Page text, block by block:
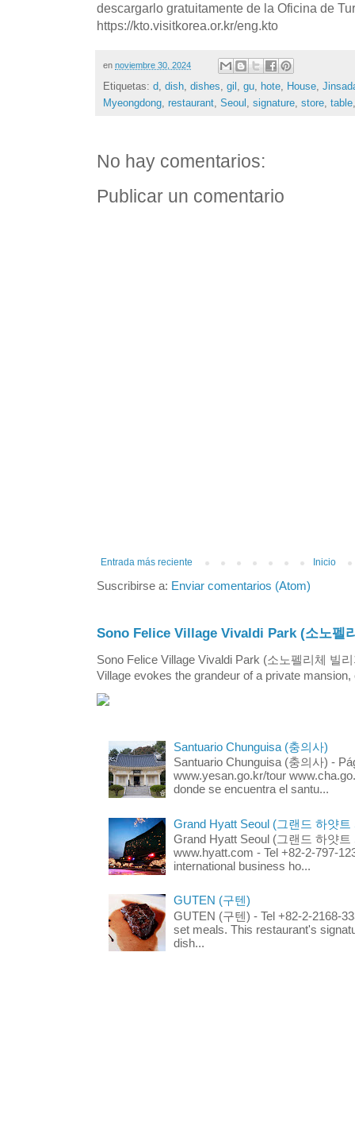
descargarlo gratuitamente de la Oficina de
https://kto.visitkorea.or.kr/eng.kto
en noviembre 30, 2024
Etiquetas: d, dish, dishes, gil , gu, hote, House,
Myeongdong, restaurant, Seoul , signature, store, table
No hay comentarios:
Publicar un comentario
Entrada más reciente Inicio
Suscribirse a: Enviar comentarios (Atom)
Sono Felice Village Vivaldi Park (소노펠
Sono Felice Village Vivaldi Park (소노펠리체 빌
Village evokes the grandeur of a private
Santuario Chunguisa (충의사)
Santuario Chunguisa (충의사) -
www.yesan.go.kr/tour
donde se encuentra el santu...
Grand Hyatt Seoul (그랜드 하얏트
Grand Hyatt Seoul (그랜드 하얏트
www.hyatt.com - Tel +82-2-797-
international business ho...
GUTEN (구텐)
GUTEN (구텐) - Tel +82-2-2168-
set meals. This restaurant's
dish...